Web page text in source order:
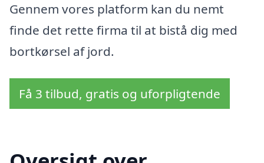
Gennem vores platform kan du nemt
finde det rette firma til at bistå dig med
bortkørsel af jord.
Få 3 tilbud, gratis og uforpligtende